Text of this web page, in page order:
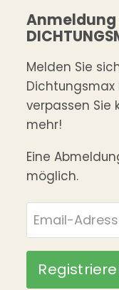
Anmeldung
Melden Sie
verpassen Sie
mehr!
Eine
möglich.
Email-